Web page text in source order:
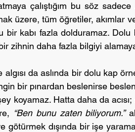
çalıştığım bu söz
üzere, tüm öğretiler, akımlar
kabı fazla dolduramaz.
zihnin daha fazla bilgiyi
da aslında bir dolu kap
bir pınardan beslenirse
koyamaz. Hatta daha da acısı;
“Ben bunu zaten biliyorum.”
götürmek dışında bir işe